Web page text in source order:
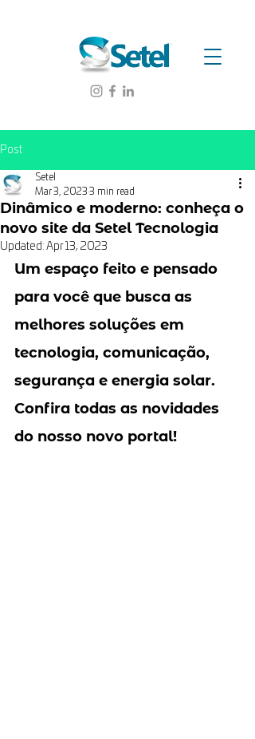
Post
Dinâmico e moderno: conheça o
novo site da Setel Tecnologia
Setel
Mar 3, 2023 3 min read
Updated: Apr 13, 2023
Um espaço feito e pensado
para você que busca as
melhores soluções em
tecnologia, comunicação,
segurança e energia solar.
Confira todas as novidades
do nosso novo portal!